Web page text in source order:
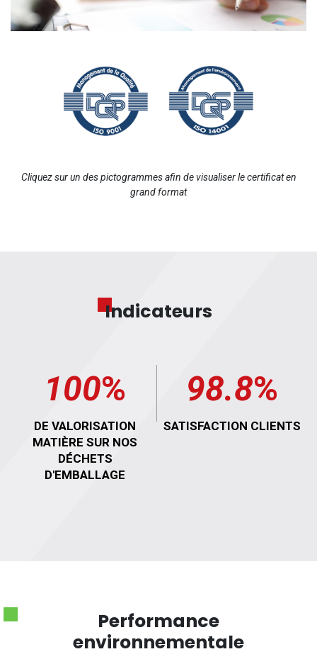
Cliquez sur un des pictogrammes afin de visualiser le certificat en
grand format
Indicateurs
100%
DE VALORISATION
MATIÈRE SUR NOS
DÉCHETS
D'EMBALLAGE
98.8%
SATISFACTION CLIENTS
Performance
environnementale